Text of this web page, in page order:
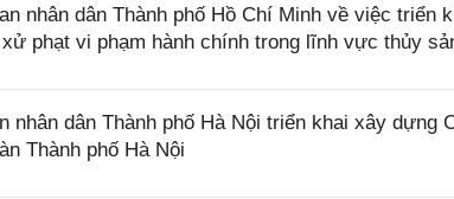
nhân dân Thành phố Hồ Chí Minh về việc triển
phạt vi phạm hành chính trong lĩnh vực thủy
nhân dân Thành phố Hà Nội triển khai xây dựng
Thành phố Hà Nội